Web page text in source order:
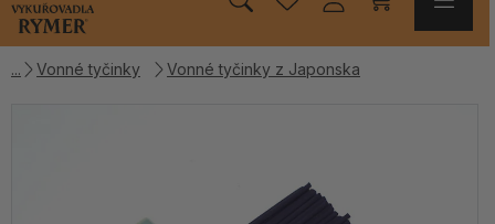
Vonné tyčinky Vonné tyčinky z Japonska